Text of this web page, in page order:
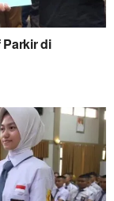
Parkir di